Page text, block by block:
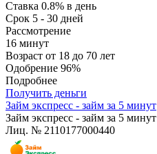
Ставка 0.8% в день
Срок 5 - 30 дней
Рассмотрение
16 минут
Возраст от 18 до 70 лет
Одобрение 96%
Подробнее
Получить деньги
Займ экспресс - займ за 5 минут
Займ экспресс - займ за 5 минут
Лиц. № 2110177000440